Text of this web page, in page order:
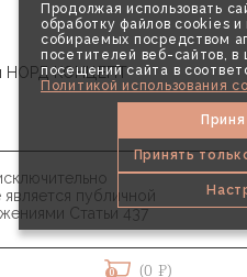
Продолжая использовать
обработку файлов cookies и
собираемых посредством
посетителей веб-сайтов, в
посещений сайта в
Политикой использования
Принять
0 (0 ₽)
НОРД КОНЦЕПТ
публичной
Статьи 437